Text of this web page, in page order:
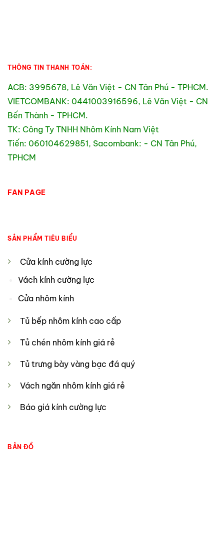
THÔNG TIN THANH TOÁN:
ACB: 3995678, Lê Văn Việt - CN Tân Phú - TPHCM.
VIETCOMBANK: 0441003916596, Lê Văn Việt - CN
Bến Thành - TPHCM.
TK: Công Ty TNHH Nhôm Kính Nam Việt
Tiến: 060104629851, Sacombank: - CN Tân Phú,
TPHCM
FAN PAGE
SẢN PHẨM TIÊU BIỂU
Cửa kính cường lực
Vách kính cường lực
Cửa nhôm kính
Tủ bếp nhôm kính cao cấp
Tủ chén nhôm kính giá rẻ
Tủ trưng bày vàng bạc đá quý
Vách ngăn nhôm kính giá rẻ
Báo giá kính cường lực
BẢN ĐỒ